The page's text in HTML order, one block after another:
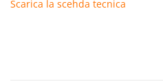
Scarica la scehda tecnica